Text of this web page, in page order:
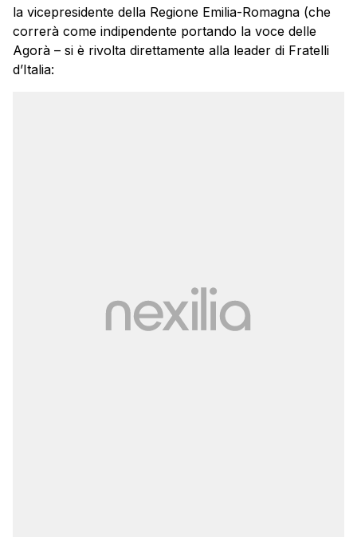
la vicepresidente della Regione Emilia-Romagna (che
correrà come indipendente portando la voce delle
Agorà – si è rivolta direttamente alla leader di Fratelli
d’Italia: